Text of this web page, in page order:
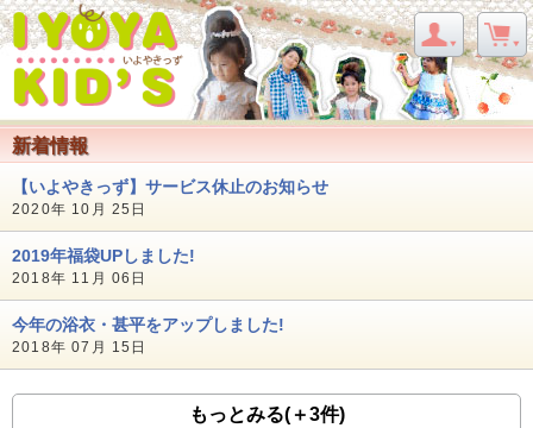
新着情報
【いよやきっず】サービス休止のお知らせ
2020年 10月 25日
2019年福袋UPしました!
2018年 11月 06日
今年の浴衣・甚平をアップしました!
2018年 07月 15日
もっとみる(＋3件)